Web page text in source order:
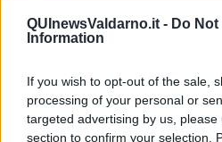
QUInewsValdarno.it - Do
Information
If you wish to opt-out of the sale,
processing of your personal or
targeted advertising by us,
section to confirm your selection.
Investimenti esteri, la
Covid alle spalle
Arezzo Wave 2023,
Annata dura per le